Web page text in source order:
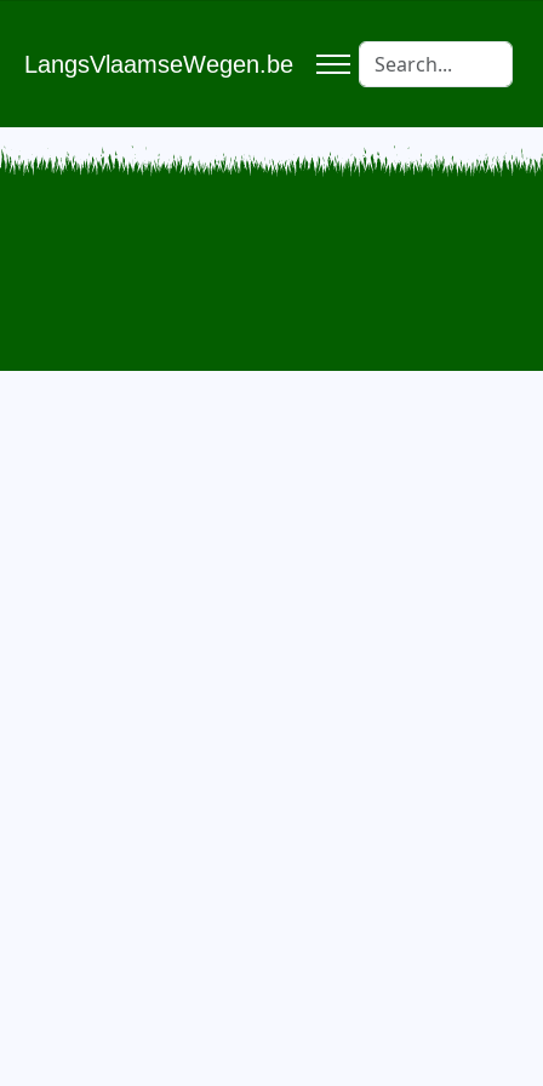
LangsVlaamseWegen.be